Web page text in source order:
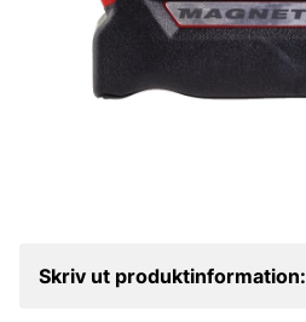
Skriv ut produktinformation: